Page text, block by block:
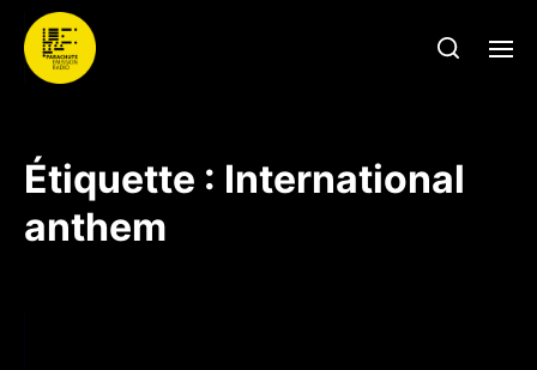
Étiquette : International
anthem